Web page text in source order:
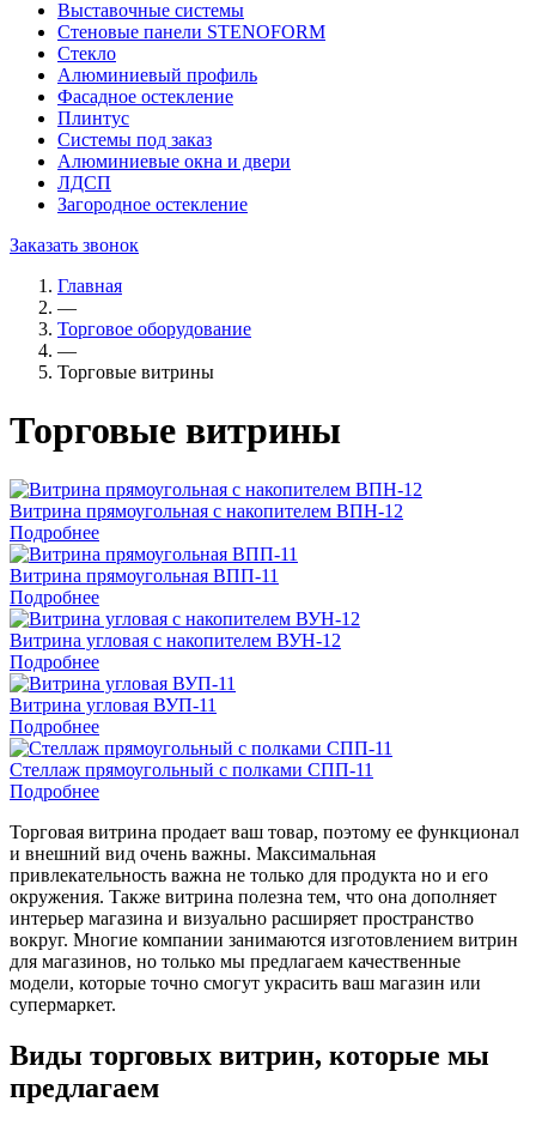
Выставочные системы
Стеновые панели STENOFORM
Стекло
Алюминиевый профиль
Фасадное остекление
Плинтус
Системы под заказ
Алюминиевые окна и двери
ЛДСП
Загородное остекление
Заказать звонок
Главная
—
Торговое оборудование
—
Торговые витрины
Торговые витрины
Витрина прямоугольная с накопителем ВПН-12
Подробнее
Витрина прямоугольная ВПП-11
Подробнее
Витрина угловая с накопителем ВУН-12
Подробнее
Витрина угловая ВУП-11
Подробнее
Стеллаж прямоугольный с полками СПП-11
Подробнее
Торговая витрина продает ваш товар, поэтому ее функционал
и внешний вид очень важны. Максимальная
привлекательность важна не только для продукта но и его
окружения. Также витрина полезна тем, что она дополняет
интерьер магазина и визуально расширяет пространство
вокруг. Многие компании занимаются изготовлением витрин
для магазинов, но только мы предлагаем качественные
модели, которые точно смогут украсить ваш магазин или
супермаркет.
Виды торговых витрин, которые мы
предлагаем